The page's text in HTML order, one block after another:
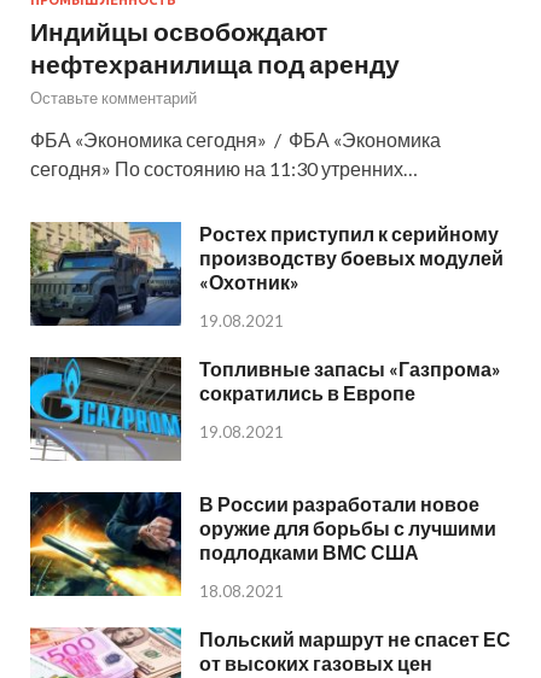
Индийцы освобождают
нефтехранилища под аренду
Оставьте комментарий
ФБА «Экономика сегодня» / ФБА «Экономика
сегодня» По состоянию на 11:30 утренних…
Ростех приступил к серийному
производству боевых модулей
«Охотник»
19.08.2021
Топливные запасы «Газпрома»
сократились в Европе
19.08.2021
В России разработали новое
оружие для борьбы с лучшими
подлодками ВМС США
18.08.2021
Польский маршрут не спасет ЕС
от высоких газовых цен